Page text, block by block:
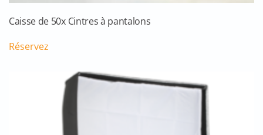
Caisse de 50x Cintres à pantalons
Réservez